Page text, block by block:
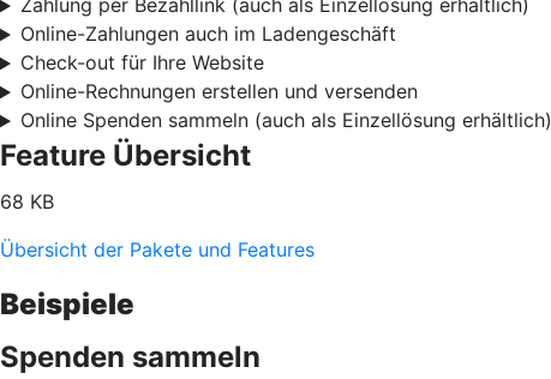
Zahlung per Bezahllink (auch als Einzellösung erhältlich)
Online-Zahlungen auch im Ladengeschäft
Check-out für Ihre Website
Online-Rechnungen erstellen und versenden
Online Spenden sammeln (auch als Einzellösung erhältlich)
Feature Übersicht
68 KB
Übersicht der Pakete und Features
Beispiele
Spenden sammeln